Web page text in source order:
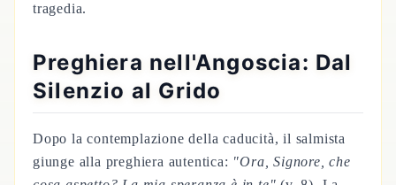
tragedia.
Preghiera nell'Angoscia: Dal
Silenzio al Grido
Dopo la contemplazione della caducità, il salmista
giunge alla preghiera autentica: "Ora, Signore, che